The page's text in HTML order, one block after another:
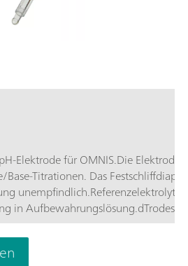
Elektrode für OMNIS.Die Elektrode
Base-Titrationen. Das
unempfindlich.Referenzelektrolyt:
in Aufbewahrungslösung.dTrodes
werden.